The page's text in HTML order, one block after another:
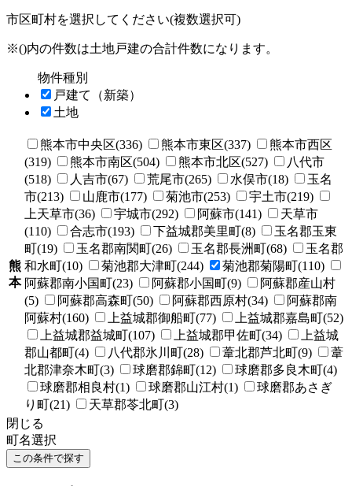
市区町村を選択してください(複数選択可)
※()内の件数は土地戸建の合計件数になります。
物件種別
戸建て（新築）
土地
熊
本
熊本市中央区(336) 熊本市東区(337)
熊本市西区
(319)
熊本市南区(504) 熊本市北区(527)
八代市
(518)
人吉市(67) 荒尾市(265) 水俣市(18)
玉名
市(213)
山鹿市(177) 菊池市(253)
宇土市(219)
上天草市(36)
宇城市(292) 阿蘇市(141)
天草市
(110)
合志市(193) 下益城郡美里町(8)
玉名郡玉東
町(19)
玉名郡南関町(26) 玉名郡長洲町(68)
玉名郡
和水町(10)
菊池郡大津町(244)
菊池郡菊陽町(110)
阿蘇郡南小国町(23)
阿蘇郡小国町(9)
阿蘇郡産山村
(5)
阿蘇郡高森町(50) 阿蘇郡西原村(34)
阿蘇郡南
阿蘇村(160)
上益城郡御船町(77)
上益城郡嘉島町(52)
上益城郡益城町(107)
上益城郡甲佐町(34)
上益城
郡山都町(4)
八代郡氷川町(28) 葦北郡芦北町(9)
葦
北郡津奈木町(3)
球磨郡錦町(12)
球磨郡多良木町(4)
球磨郡相良村(1)
球磨郡山江村(1)
球磨郡あさぎ
り町(21)
天草郡苓北町(3)
閉じる
町名選択